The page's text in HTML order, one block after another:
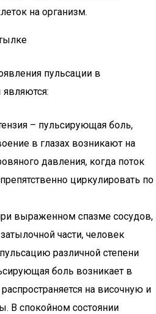
на организм.
пульсации в
являются:
– пульсирующая боль,
в глазах возникают на
давления, когда поток
циркулировать по
выраженном спазме сосудов,
части, человек
различной степени
боль возникает в
на височную и
В спокойном состоянии